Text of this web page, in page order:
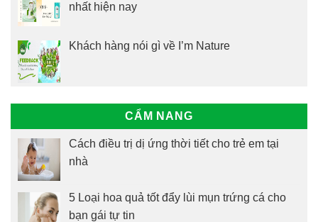
nhất hiện nay
Khách hàng nói gì về I’m Nature
CẨM NANG
Cách điều trị dị ứng thời tiết cho trẻ em tại
nhà
5 Loại hoa quả tốt đẩy lùi mụn trứng cá cho
bạn gái tự tin